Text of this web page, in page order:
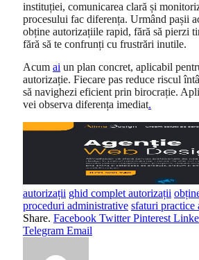
instituției, comunicarea clară și
procesului fac diferența. Urmând pașii
obține autorizațiile rapid, fără să pierzi
fără să te confrunți cu frustrări inutile.
Acum ai un plan concret, aplicabil
autorizație. Fiecare pas reduce riscul
să navighezi eficient prin birocrație.
vei observa diferența imediat.
autorizații ghid complet autorizații
proceduri administrative sfaturi practice
Share. Facebook Twitter Pinterest
Telegram Email